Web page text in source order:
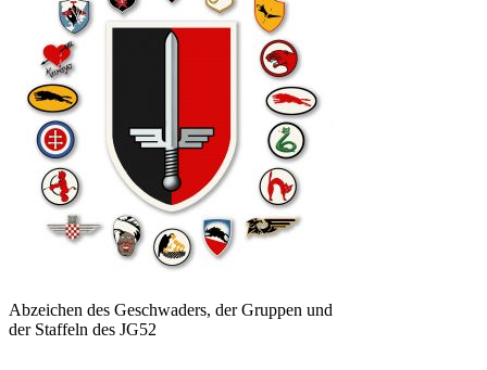
Abzeichen des Geschwaders, der Gruppen und
der Staffeln des JG52